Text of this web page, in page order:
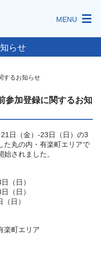
MENU
らせ
するお知らせ
参加登録に関するお知
日（金）‐23日（日）の3
た丸の内・有楽町エリアで
されました。
（日）
（日）
日）
楽町エリア